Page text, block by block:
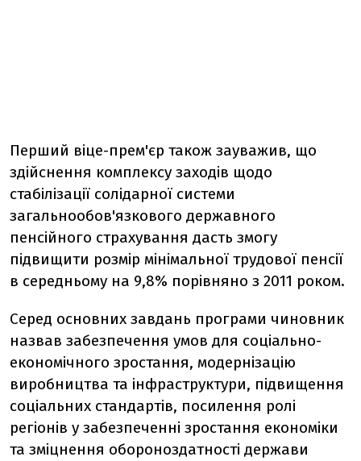
Перший віце-прем'єр також зауважив, що
здійснення комплексу заходів щодо
стабілізації солідарної системи
загальнообов'язкового державного
пенсійного страхування дасть змогу
підвищити розмір мінімальної трудової пенсії
в середньому на 9,8% порівняно з 2011 роком.
Серед основних завдань програми чиновник
назвав забезпечення умов для соціально-
економічного зростання, модернізацію
виробництва та інфраструктури, підвищення
соціальних стандартів, посилення ролі
регіонів у забезпеченні зростання економіки
та зміцнення обороноздатності держави